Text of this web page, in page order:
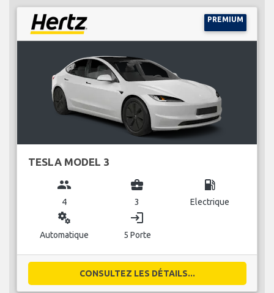
PREMIUM
TESLA MODEL 3
group
4
business_center
3
local_gas_station
Electrique
miscellaneous_services
Automatique
login
5 Porte
CONSULTEZ LES DÉTAILS...